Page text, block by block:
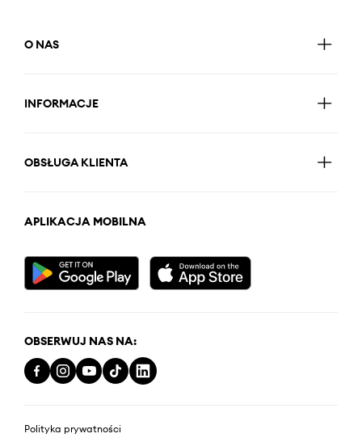
O NAS
INFORMACJE
OBSŁUGA KLIENTA
APLIKACJA MOBILNA
OBSERWUJ NAS NA:
Polityka prywatności